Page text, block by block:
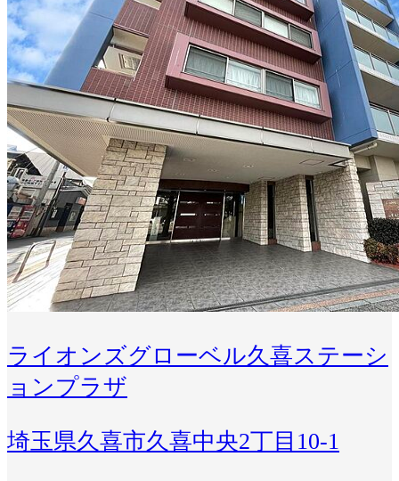
ライオンズグローベル久喜ステーシ
ョンプラザ
埼玉県久喜市久喜中央2丁目10-1